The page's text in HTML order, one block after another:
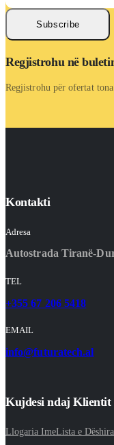
Subscribe
Regjistrohu në
Regjistrohu për ofertat
Kontakti
Adresa
Autostrada Tiranë-
TEL
+355 67 206 5418
EMAIL
info@futuratech.al
Kujdesi ndaj Klientit
Llogaria ImeLista e